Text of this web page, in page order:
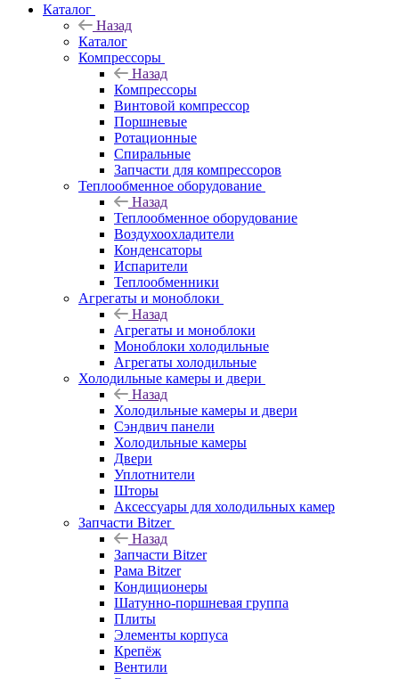
Каталог
Назад
Каталог
Компрессоры
Назад
Компрессоры
Винтовой компрессор
Поршневые
Ротационные
Спиральные
Запчасти для компрессоров
Теплообменное оборудование
Назад
Теплообменное оборудование
Воздухоохладители
Конденсаторы
Испарители
Теплообменники
Агрегаты и моноблоки
Назад
Агрегаты и моноблоки
Моноблоки холодильные
Агрегаты холодильные
Холодильные камеры и двери
Назад
Холодильные камеры и двери
Сэндвич панели
Холодильные камеры
Двери
Уплотнители
Шторы
Аксессуары для холодильных камер
Запчасти Bitzer
Назад
Запчасти Bitzer
Рама Bitzer
Кондиционеры
Шатунно-поршневая группа
Плиты
Элементы корпуса
Крепёж
Вентили